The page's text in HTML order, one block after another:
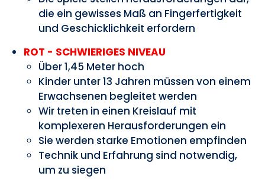
die ein gewisses Maß an Fingerfertigkeit
und Geschicklichkeit erfordern
ROT - SCHWIERIGES NIVEAU
Über 1,45 Meter hoch
Kinder unter 13 Jahren müssen von einem
Erwachsenen begleitet werden
Wir treten in einen Kreislauf mit
komplexeren Herausforderungen ein
Sie werden starke Emotionen empfinden
Technik und Erfahrung sind notwendig,
um zu siegen